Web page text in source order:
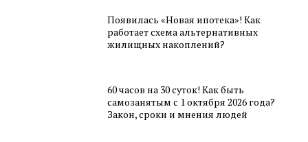
Появилась «Новая ипотека»! Как
работает схема альтернативных
жилищных накоплений?
60 часов на 30 суток! Как быть
самозанятым с 1 октября 2026 года?
Закон, сроки и мнения людей